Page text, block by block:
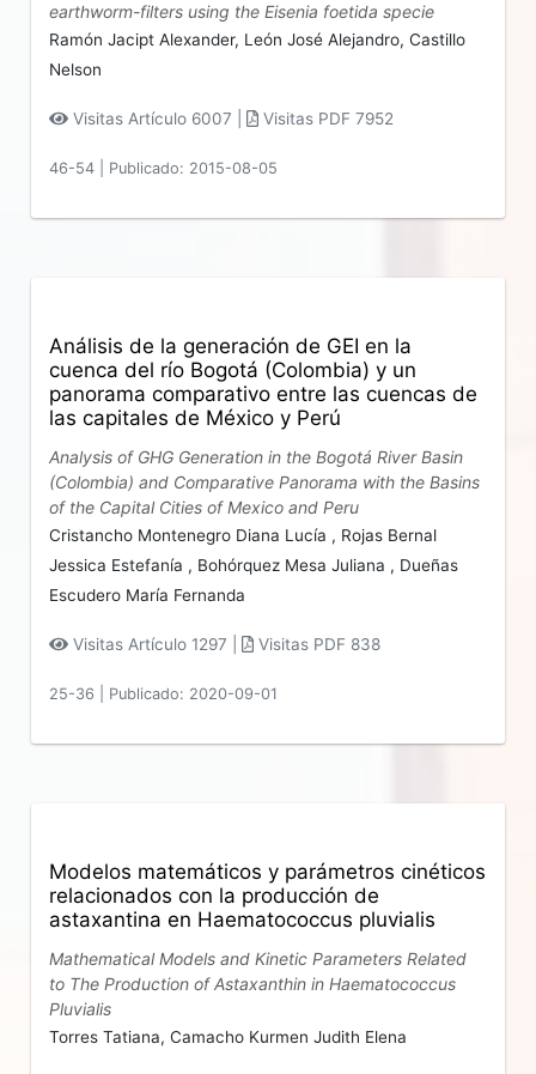
earthworm-filters using the Eisenia foetida specie
Ramón Jacipt Alexander, León José Alejandro,Castillo
Nelson
Visitas Artículo 6007 | Visitas PDF 7952
46-54 Publicado: 2015-08-05
Análisis de la generación de GEI en la
cuenca del río Bogotá (Colombia) y un
panorama comparativo entre las cuencas de
las capitales de México y Perú
Analysis of GHG Generation in the Bogotá River Basin
(Colombia) and Comparative Panorama with the Basins
of the Capital Cities of Mexico and Peru
Cristancho Montenegro Diana Lucía , Rojas Bernal
Jessica Estefanía , Bohórquez Mesa Juliana , Dueñas
Escudero María Fernanda
Visitas Artículo 1297 | Visitas PDF 838
25-36 Publicado: 2020-09-01
Modelos matemáticos y parámetros cinéticos
relacionados con la producción de
astaxantina en Haematococcus pluvialis
Mathematical Models and Kinetic Parameters Related
to The Production of Astaxanthin in Haematococcus
Pluvialis
Torres Tatiana,Camacho Kurmen Judith Elena